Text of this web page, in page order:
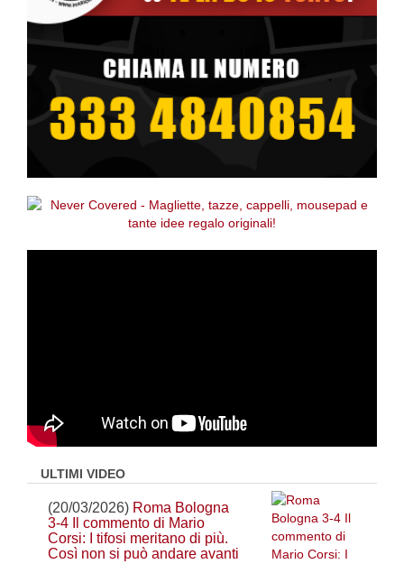
ULTIMI VIDEO
(20/03/2026) Roma Bologna
3-4 Il commento di Mario
Corsi: I tifosi meritano di più.
Così non si può andare avanti